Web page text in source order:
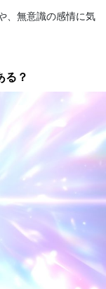
、無意識の感情に気
る？